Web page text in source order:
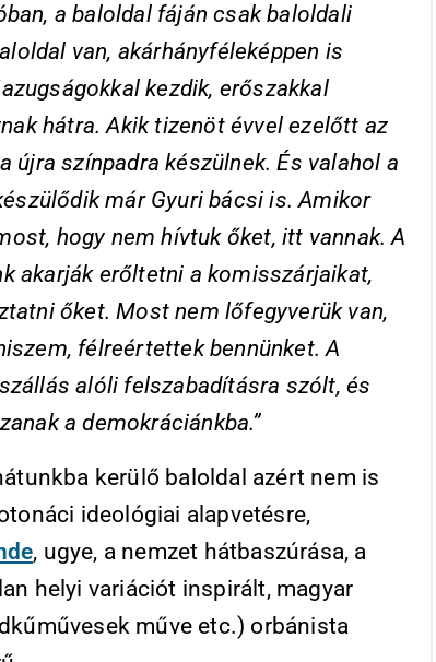
a baloldal fáján csak baloldali
van, akárhányféleképpen is
kezdik, erőszakkal
hátra. Akik tizenöt évvel ezelőtt az
újra színpadra készülnek. És valahol a
már Gyuri bácsi is. Amikor
hogy nem hívtuk őket, itt vannak. A
akarják erőltetni a komisszárjaikat,
őket. Most nem lőfegyverük van,
félreértettek bennünket. A
alóli felszabadításra szólt, és
a demokráciánkba.”
kerülő baloldal azért nem is
ideológiai alapvetésre,
, ugye, a nemzet hátbaszúrása, a
helyi variációt inspirált, magyar
műve etc.) orbánista